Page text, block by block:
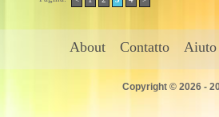
About Contatto Aiuto
Copyright © 2026 -